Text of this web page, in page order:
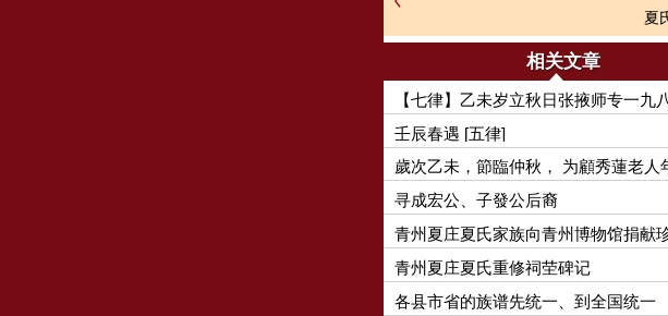
夏
相关文章
【七律】乙未岁立秋日张掖师专一
壬辰春遇 [五律]
歲次乙未，節臨仲秋， 为顧秀蓮老人
寻成宏公、子發公后裔
青州夏庄夏氏家族向青州博物馆捐献
青州夏庄夏氏重修祠茔碑记
各县市省的族谱先统一、到全国统一